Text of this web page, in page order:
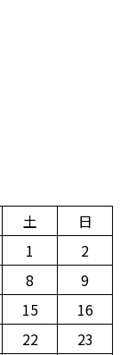
土
日
1
2
8
9
15
16
22 23